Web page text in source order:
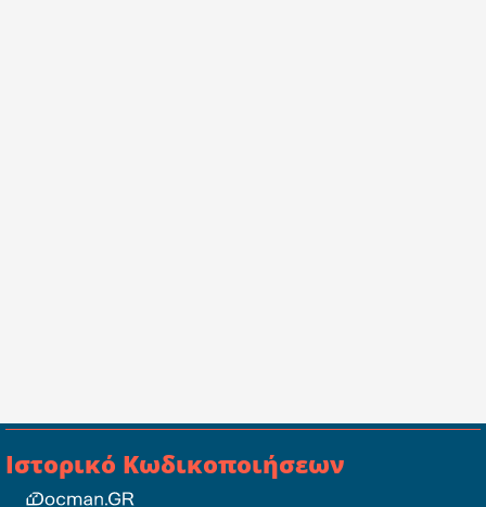
Ιστορικό Κωδικοποιήσεων